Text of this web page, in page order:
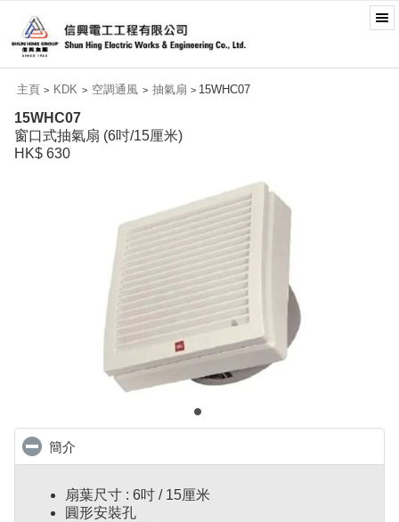
主頁 > KDK > 空調通風 > 抽氣扇 > 15WHC07
15WHC07
窗口式抽氣扇 (6吋/15厘米)
HK$ 630
簡介
扇葉尺寸 : 6吋 / 15厘米
圓形安裝孔